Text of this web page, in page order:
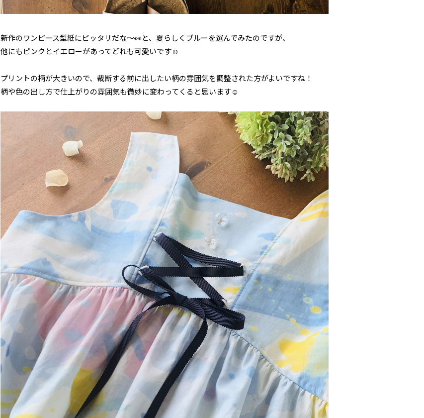
新作のワンピース型紙にピッタリだな～👀と、夏らしくブルーを選んでみたのですが、
他にもピンクとイエローがあってどれも可愛いです☺
プリントの柄が大きいので、裁断する前に出したい柄の雰囲気を調整された方がよいですね！
柄や色の出し方で仕上がりの雰囲気も微妙に変わってくると思います☺